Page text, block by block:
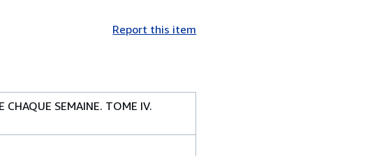
Report this item
CHAQUE SEMAINE. TOME IV.